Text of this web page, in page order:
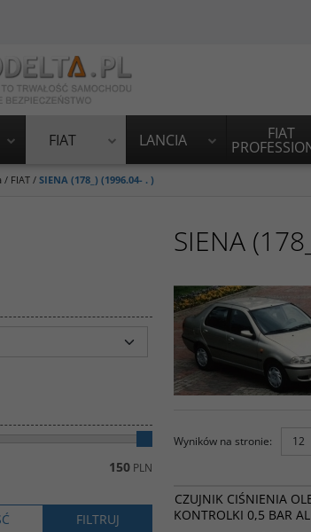
FIAT LANCIA FIAT
/ FIAT / SIENA (178_) (1996.04- . )
SIENA
Wyników na stronie:
CZUJNIK CIŚNIENIA
KONTROLKI 0,5 BAR
150 PLN